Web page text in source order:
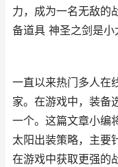
力，成为一名无敌
备道具 神圣之剑是
一直以来热门多人在
家。在游戏中，装备
一个。这篇文章小编
太阳出装策略，主要
在游戏中获取更强的